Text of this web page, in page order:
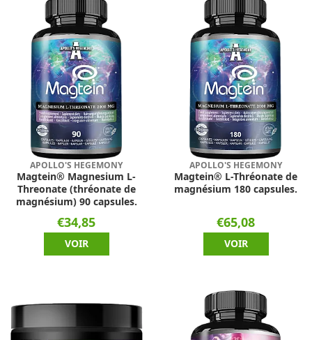
APOLLO'S HEGEMONY
Magtein® Magnesium L-
Threonate (thréonate de
magnésium) 90 capsules.
€34,85
VOIR
APOLLO'S HEGEMONY
Magtein® L-Thréonate de
magnésium 180 capsules.
€65,08
VOIR